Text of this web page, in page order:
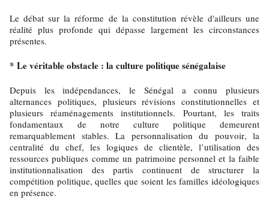
Le débat sur la réforme de la constitution révèle d'ailleurs une
réalité plus profonde qui dépasse largement les circonstances
présentes.
* Le véritable obstacle : la culture politique sénégalaise
Depuis les indépendances, le Sénégal a connu plusieurs
alternances politiques, plusieurs révisions constitutionnelles et
plusieurs réaménagements institutionnels. Pourtant, les traits
fondamentaux de notre culture politique demeurent
remarquablement stables. La personnalisation du pouvoir, la
centralité du chef, les logiques de clientèle, l’utilisation des
ressources publiques comme un patrimoine personnel et la faible
institutionnalisation des partis continuent de structurer la
compétition politique, quelles que soient les familles idéologiques
en présence.